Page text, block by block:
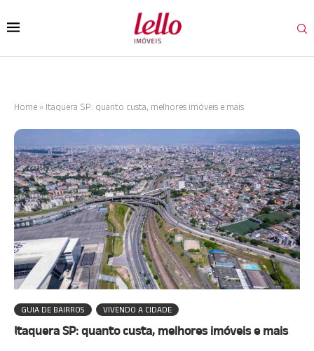
Home » Itaquera SP: quanto custa, melhores imóveis e mais
GUIA DE BAIRROS VIVENDO A CIDADE
Itaquera SP: quanto custa, melhores imóveis e mais